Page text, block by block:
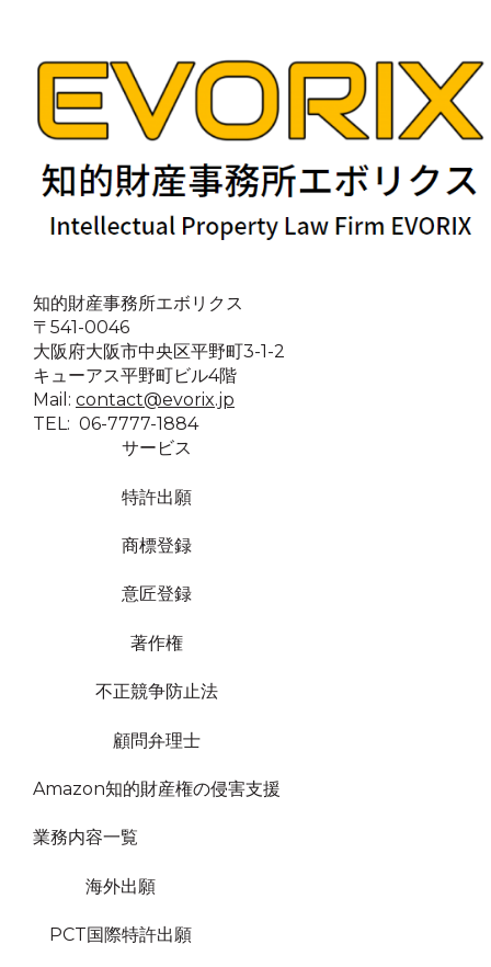
知的財産事務所エボリクス
〒541-0046
大阪府大阪市中央区平野町3-1-2
キューアス平野町ビル4階
Mail: contact@evorix.jp
TEL: 06-7777-1884
サービス
特許出願
商標登録
意匠登録
著作権
不正競争防止法
顧問弁理士
Amazon知的財産権の侵害支援
業務内容一覧
海外出願
PCT国際特許出願